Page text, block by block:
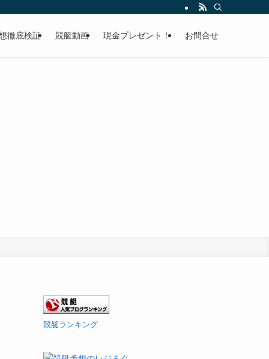
徹底検証 競艇動画 現金プレゼント！ お問合せ
競艇ランキング